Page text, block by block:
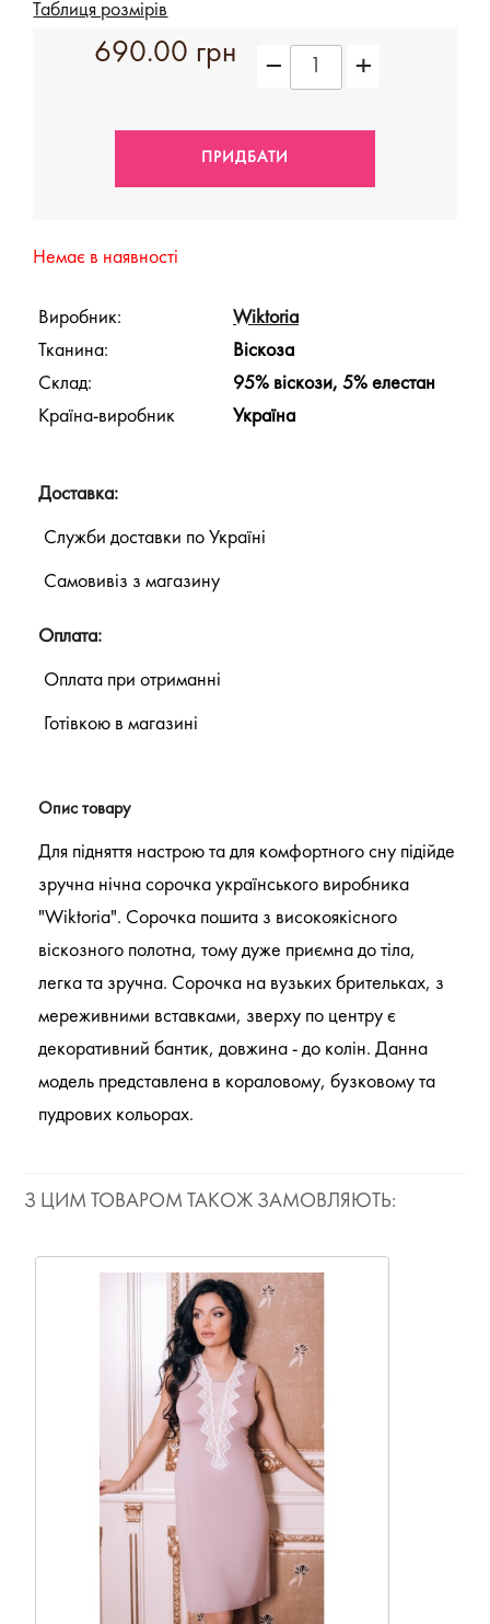
Таблиця розмірів
690.00 грн
Немає в наявності
Виробник:
Wiktoria
Тканина:
Віскоза
Склад:
95% віскози, 5% елестан
Країна-виробник
Україна
Доставка:
Служби доставки по Україні
Самовивіз з магазину
Оплата:
Оплата при отриманні
Готівкою в магазині
Опис товару
Для підняття настрою та для комфортного сну підійде
зручна нічна сорочка українського виробника
"Wiktoria". Сорочка пошита з високоякісного
віскозного полотна, тому дуже приємна до тіла,
легка та зручна. Сорочка на вузьких брительках, з
мереживними вставками, зверху по центру є
декоративний бантик, довжина - до колін. Данна
модель представлена в кораловому, бузковому та
пудрових кольорах.
З ЦИМ ТОВАРОМ ТАКОЖ ЗАМОВЛЯЮТЬ: